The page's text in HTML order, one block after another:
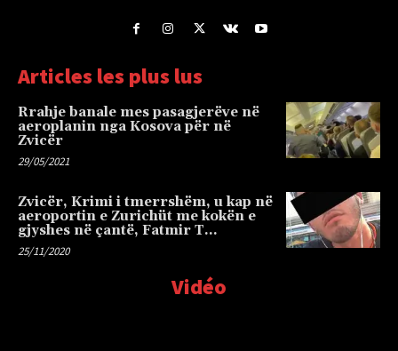
Articles les plus lus
Rrahje banale mes pasagjerëve në
aeroplanin nga Kosova për në
Zvicër
29/05/2021
Zvicër, Krimi i tmerrshëm, u kap në
aeroportin e Zurichüt me kokën e
gjyshes në çantë, Fatmir T…
25/11/2020
Vidéo